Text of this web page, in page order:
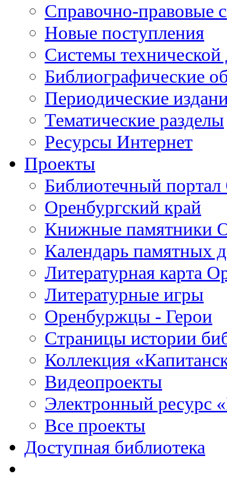
Справочно-правовые
Новые поступления
Cистемы
Библиографические
Периодические
Тематические разделы
Ресурсы Интернет
Проекты
Библиотечный портал
Оренбургский край
Книжные памятники
Календарь памятных
Литературная карта
Литературные игры
Оренбуржцы - Герои
Страницы истории
Коллекция
Видеопроекты
Электронный ресурс
Все проекты
Доступная библиотека